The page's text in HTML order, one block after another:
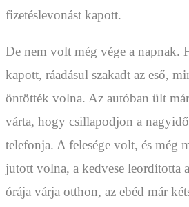
fizetéslevonást kapott.
De nem volt még vége a napnak.
kapott, ráadásul szakadt az eső,
öntötték volna. Az autóban ült
várta, hogy csillapodjon a
telefonja. A felesége volt, és még
jutott volna, a kedvese leordította
órája várja otthon, az ebéd már